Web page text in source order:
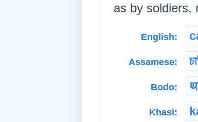
as by soldiers,
English:
Assamese:
Bodo:
Khasi: